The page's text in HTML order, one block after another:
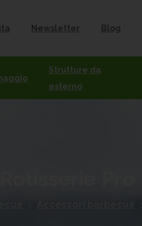
Newsletter Blog
Strutture da
esterno